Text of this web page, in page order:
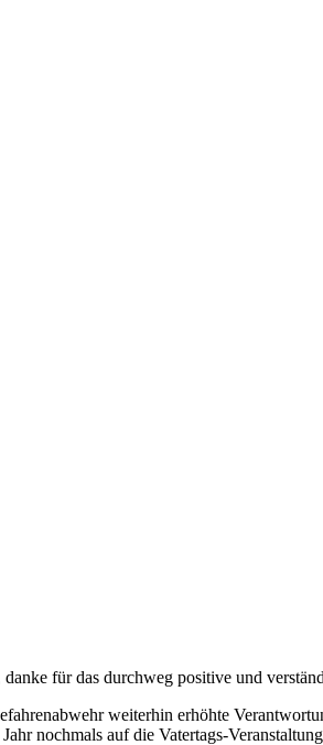
für das durchweg positive und
weiterhin erhöhte
nochmals auf die Vatertags-